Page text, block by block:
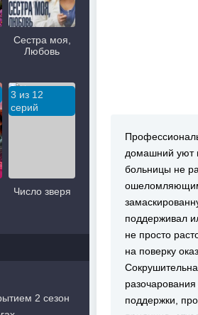
домашний уют
больницы не
ошеломляющим
поддерживал
не просто
на поверку
поддержки,
Сестра моя,
Любовь
3 из 12
серий
Число зверя
2 сезон